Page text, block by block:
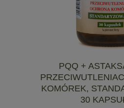
PQQ +
KOMÓREK,
30